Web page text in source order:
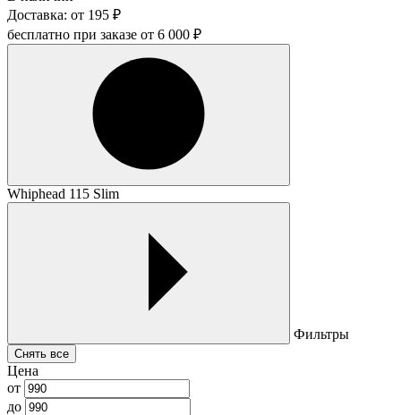
Доставка: от 195 ₽
бесплатно при заказе от 6 000 ₽
Whiphead 115 Slim
Фильтры
Снять все
Цена
от
до